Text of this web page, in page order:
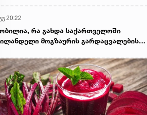
20:22
რა გახდა საქართველოში
მოგზაურის გარდაცვალების